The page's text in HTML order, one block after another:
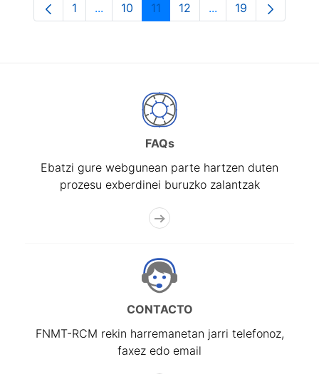
Orrialdea
1 ...Intermediate Pages Use TAB to navigate.
Orrialdea
10 Orrialdea
11 Orrialdea
12 ...Intermediate
Orrialdea
19
FAQs
Ebatzi gure webgunean parte hartzen duten
prozesu exberdinei buruzko zalantzak
CONTACTO
FNMT-RCM rekin harremanetan jarri telefonoz,
faxez edo email